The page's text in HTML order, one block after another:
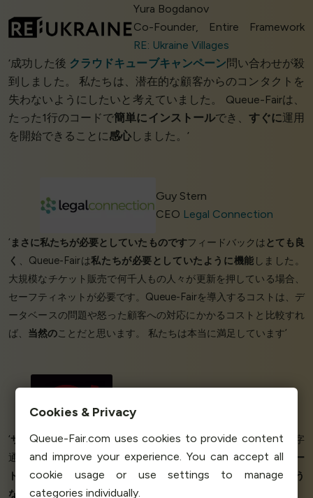
Yura Bogdanov
Co-Founder, Entire Framework
RE: Ukraine Villages
‘成功した後 クラウドキューブキャンペーン問い合わせが殺
到しました。 私たちは、潜在的な顧客からのコンタクトを
失わないようにしたいと考えていました。 Queue-Fairは、
たった1行のコードで簡単にインストールでき、 すぐに運用
を開始できることに感心しました。’
Guy Stern
CEO Legal Connection
‘ まさに私たちが必要としていたものですフィードバックは とても良
く 、Queue-Fairは私たちが必要としていたように機能 しました。
大規模なチケット販売で何千人もの人々が更新を押している場合、
セーフティネットが必要です。Queue-Fairを導入するコストは、デ
ータベースの問題や怒った顧客への対応にかかるコストと比較すれ
ば、 当然のことだと思います。 私たちは本当に満足しています’
Projects Director
‘サクセス!昨日はクライアントが泣くほどスムーズにいった。文字
通り。本当に素晴らしい経験でした。 信じられないようなサポー
ト。 エンドユーザーに素晴らしい体験を提供した信じられないよう
な製品。私のクライアントは、Queue-Fairのダッシュボードから、
Cookies & Privacy
Queue-Fair.com uses cookies to provide content
and improve your experience. You can accept all
cookie usage or use settings to manage
categories individually.